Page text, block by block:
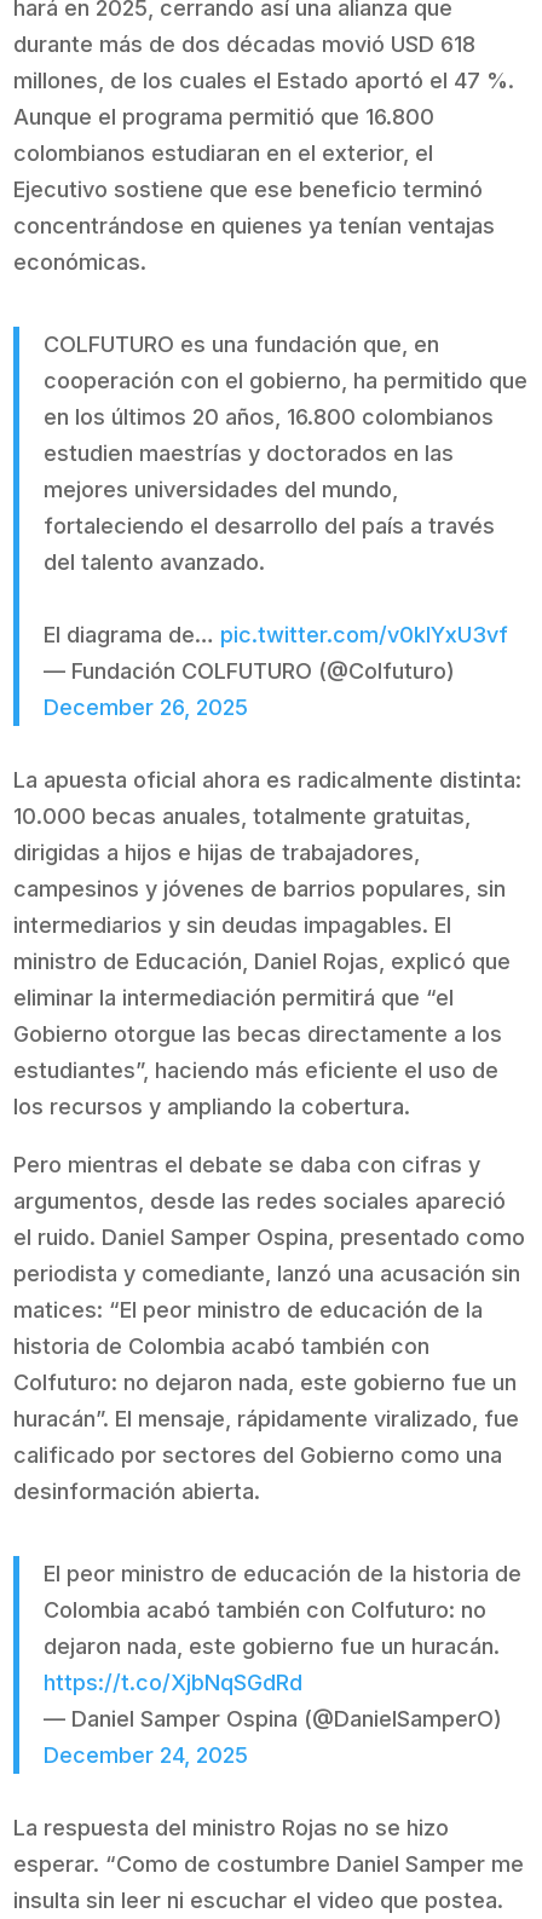
hará en 2025, cerrando así una alianza que
durante más de dos décadas movió USD 618
millones, de los cuales el Estado aportó el 47 %.
Aunque el programa permitió que 16.800
colombianos estudiaran en el exterior, el
Ejecutivo sostiene que ese beneficio terminó
concentrándose en quienes ya tenían ventajas
económicas.
COLFUTURO es una fundación que, en
cooperación con el gobierno, ha permitido que
en los últimos 20 años, 16.800 colombianos
estudien maestrías y doctorados en las
mejores universidades del mundo,
fortaleciendo el desarrollo del país a través
del talento avanzado.
El diagrama de… pic.twitter.com/v0klYxU3vf
— Fundación COLFUTURO (@Colfuturo)
December 26, 2025
La apuesta oficial ahora es radicalmente distinta:
10.000 becas anuales, totalmente gratuitas,
dirigidas a hijos e hijas de trabajadores,
campesinos y jóvenes de barrios populares, sin
intermediarios y sin deudas impagables. El
ministro de Educación, Daniel Rojas, explicó que
eliminar la intermediación permitirá que “el
Gobierno otorgue las becas directamente a los
estudiantes”, haciendo más eficiente el uso de
los recursos y ampliando la cobertura.
Pero mientras el debate se daba con cifras y
argumentos, desde las redes sociales apareció
el ruido. Daniel Samper Ospina, presentado como
periodista y comediante, lanzó una acusación sin
matices: “El peor ministro de educación de la
historia de Colombia acabó también con
Colfuturo: no dejaron nada, este gobierno fue un
huracán”. El mensaje, rápidamente viralizado, fue
calificado por sectores del Gobierno como una
desinformación abierta.
El peor ministro de educación de la historia de
Colombia acabó también con Colfuturo: no
dejaron nada, este gobierno fue un huracán.
https://t.co/XjbNqSGdRd
— Daniel Samper Ospina (@DanielSamperO)
December 24, 2025
La respuesta del ministro Rojas no se hizo
esperar. “Como de costumbre Daniel Samper me
insulta sin leer ni escuchar el video que postea.